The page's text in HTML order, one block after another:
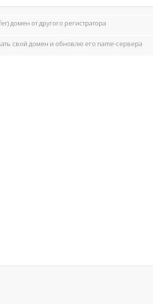
домен от другого регистратора
свой домен и обновлю его name-сервера